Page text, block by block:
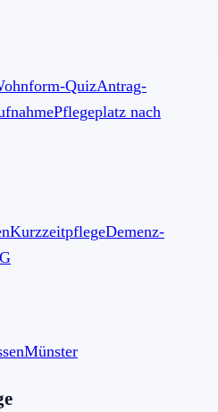
QuizAntrag-
Pflegeplatz nach
KurzzeitpflegeDemenz-
Münster